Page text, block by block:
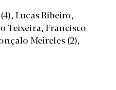
Lucas Ribeiro,
Teixeira, Francisco
Meireles (2),